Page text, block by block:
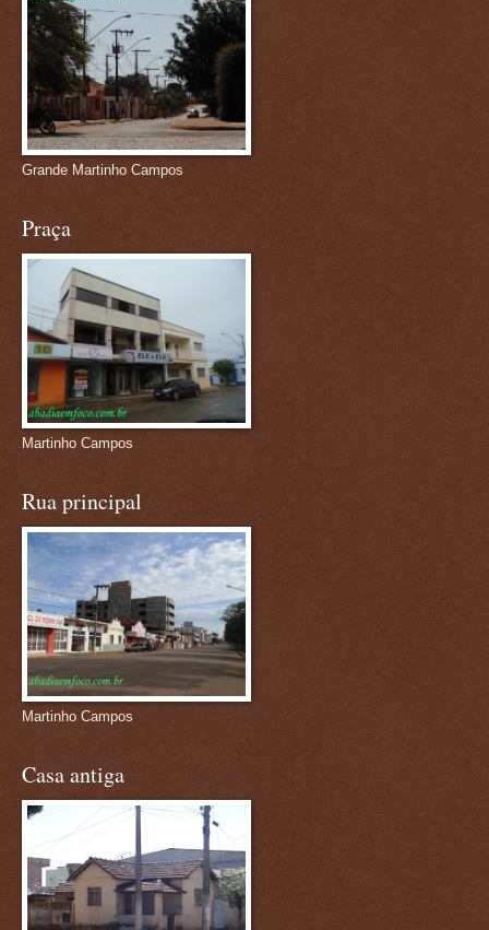
Grande Martinho Campos
Praça
Martinho Campos
Rua principal
Martinho Campos
Casa antiga